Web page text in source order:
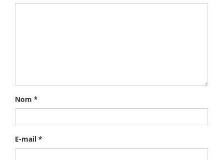
Nom *
E-mail *